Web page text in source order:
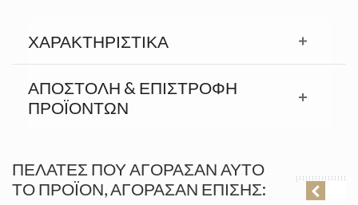
ΧΑΡΑΚΤΗΡΙΣΤΙΚΆ
ΑΠΟΣΤΟΛΉ & ΕΠΙΣΤΡΟΦΉ
ΠΡΟΪΟΝΤΩΝ
ΠΕΛΆΤΕΣ ΠΟΥ ΑΓΌΡΑΣΑΝ ΑΥΤΌ
ΤΟ ΠΡΟΪΌΝ, ΑΓΌΡΑΣΑΝ ΕΠΊΣΗΣ: